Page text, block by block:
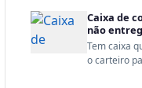
Caixa de
não
Tem caixa
o carteiro